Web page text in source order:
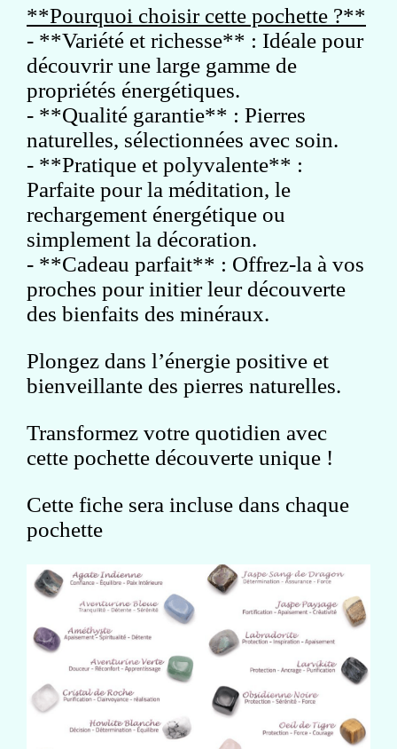
**Pourquoi choisir cette pochette ?**
- **Variété et richesse** : Idéale pour
découvrir une large gamme de
propriétés énergétiques.
- **Qualité garantie** : Pierres
naturelles, sélectionnées avec soin.
- **Pratique et polyvalente** :
Parfaite pour la méditation, le
rechargement énergétique ou
simplement la décoration.
- **Cadeau parfait** : Offrez-la à vos
proches pour initier leur découverte
des bienfaits des minéraux.
Plongez dans l’énergie positive et
bienveillante des pierres naturelles.
Transformez votre quotidien avec
cette pochette découverte unique !
Cette fiche sera incluse dans chaque
pochette